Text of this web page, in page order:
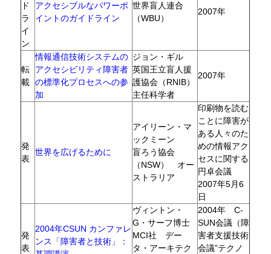
ド
ラ
イ
ン
アクセシブルなパワーポ
イントのガイドライン
世界盲人連合
（WBU）
2007年
転
載
情報通信技術システムの
アクセシビリティ障害者
の標準化プロセスへの参
加
ジョン・ギル
英国王立盲人援
護協会（RNIB）
主任科学者
2007年
発
表
世界を広げるために
アイリーン・マ
ックミーン
盲ろう協会
（NSW） オー
ストラリア
印刷物を読む
ことに障害が
ある人々のた
めの情報アク
セスに関する
円卓会議
2007年5月6
日
発
表
2004年CSUN カンファレ
ンス「障害者と技術」：
ヴィントン・
G・サーフ博士
MCI社 デー
タ・アーキテク
2004年 C-
SUN会議（障
害者支援技術
会議”テクノ